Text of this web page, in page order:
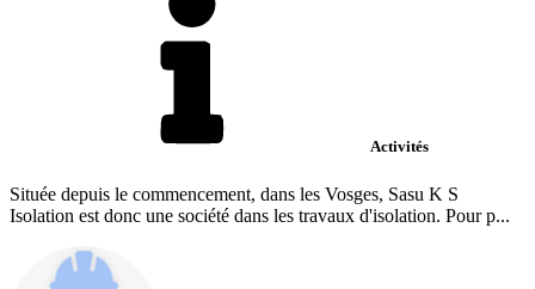
Activités
Située depuis le commencement, dans les Vosges, Sasu K S
Isolation est donc une société dans les travaux d'isolation. Pour p...